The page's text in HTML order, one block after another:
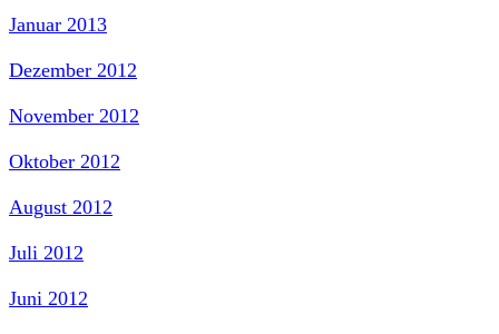
Januar 2013
Dezember 2012
November 2012
Oktober 2012
August 2012
Juli 2012
Juni 2012